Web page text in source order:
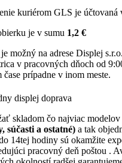
kuriérom GLS je účtovaná
je v sumu 1,2 €
možný na adrese Displej
v pracovných dňoch od
prípadne v inom meste.
skladom čo najviac modelov
súčasti a ostatné) a tak
14tej hodiny sú okamžite
pracovný deň poštou .